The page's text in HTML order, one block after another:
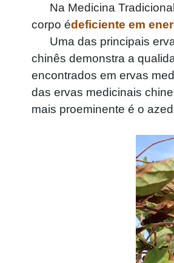
Na Medicina Tradicional
corpo édeficiente em
Uma das principais
chinês demonstra a
encontrados em ervas
das ervas medicinais
mais proeminente é o